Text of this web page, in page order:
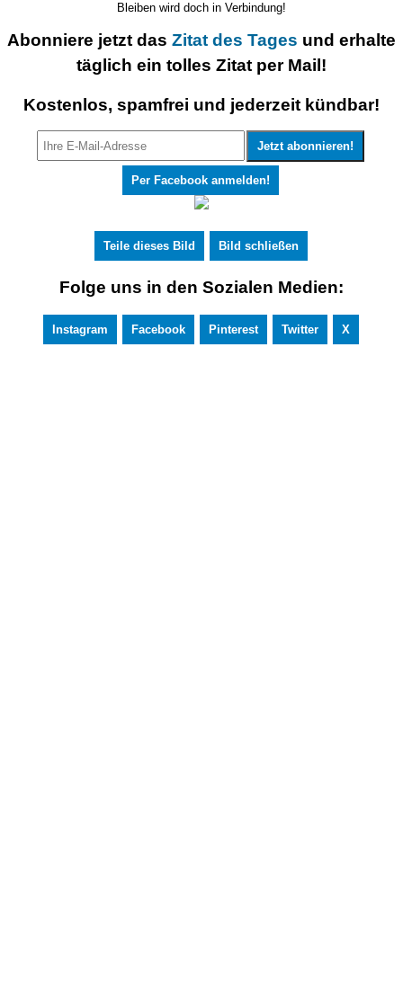
Bleiben wird doch in Verbindung!
Abonniere jetzt das Zitat des Tages und erhalte
täglich ein tolles Zitat per Mail!
Kostenlos, spamfrei und jederzeit kündbar!
Per Facebook anmelden!
Teile dieses Bild Bild schließen
Folge uns in den Sozialen Medien:
Instagram Facebook Pinterest Twitter X